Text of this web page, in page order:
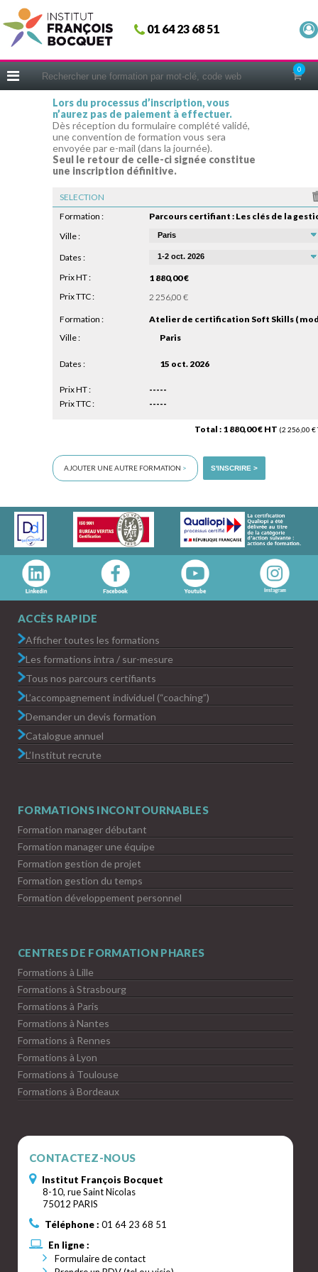
01 64 23 68 51
0
Fermer
ACCUEIL
CERIFICATIONS
INTRAS | SUR-MESURE
COACHING
EN PRATIQUE
CONSEILS MICRO-COACHING
PODCAST
WEBINAIRES
QUESTIONNAIRE GRATUIT
Lors du processus d’inscription, vous
n’aurez pas de paiement à effectuer.
Dès réception du formulaire complété validé,
une convention de formation vous sera
envoyée par e-mail (dans la journée).
Seul le retour de celle-ci signée constitue
une inscription définitive.
Total : 1 880,00 € HT (2 256,00 €
Formation :
Ville :
Dates :
Prix HT :
1 880,00 €
Prix TTC :
2 256,00 €
SELECTION
Formation :
Ville :
Paris
Dates : 15 oct. 2026
Prix HT :
-----
Prix TTC :
-----
AJOUTER UNE AUTRE FORMATION > S'INSCRIRE >
ACCÈS RAPIDE
Afficher toutes les formations
Les formations intra / sur-mesure
Tous nos parcours certifiants
L’accompagnement individuel (“coaching”)
Demander un devis formation
Catalogue annuel
L’Institut recrute
FORMATIONS INCONTOURNABLES
Formation manager débutant
Formation manager une équipe
Formation gestion de projet
Formation gestion du temps
Formation développement personnel
CENTRES DE FORMATION PHARES
Formations à Lille
Formations à Strasbourg
Formations à Paris
Formations à Nantes
Formations à Rennes
Formations à Lyon
Formations à Toulouse
Formations à Bordeaux
CONTACTEZ-NOUS
Institut François Bocquet
8-10, rue Saint Nicolas
75012 PARIS
Téléphone : 01 64 23 68 51
En ligne :
Formulaire de contact